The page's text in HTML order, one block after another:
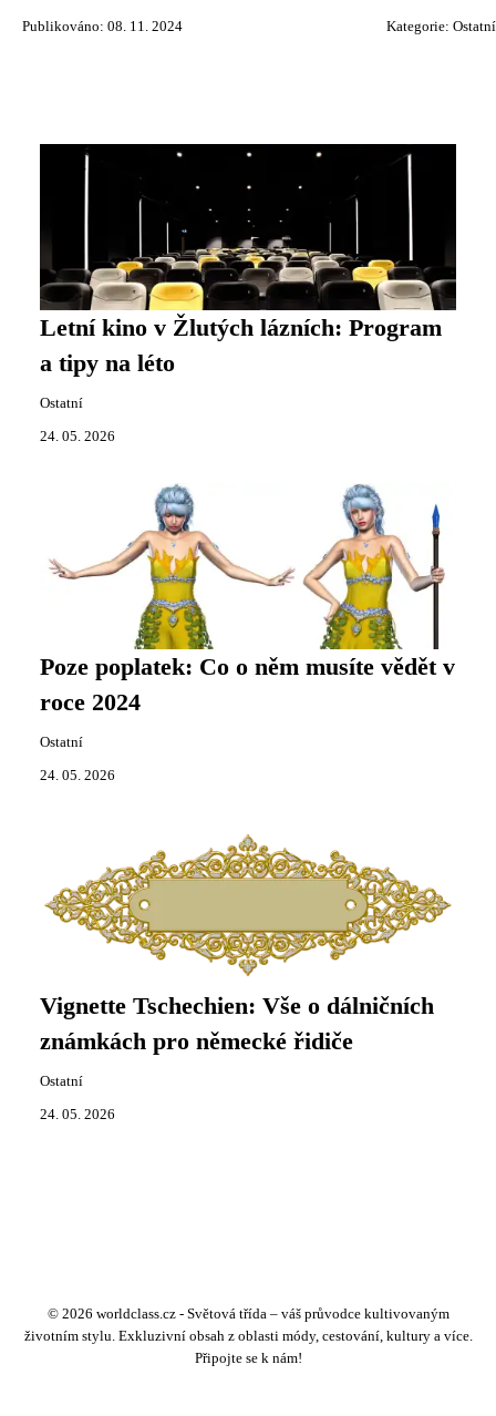
Publikováno: 08. 11. 2024 Kategorie: Ostatní
Letní kino v Žlutých lázních: Program
a tipy na léto
Ostatní
24. 05. 2026
Poze poplatek: Co o něm musíte vědět v
roce 2024
Ostatní
24. 05. 2026
Vignette Tschechien: Vše o dálničních
známkách pro německé řidiče
Ostatní
24. 05. 2026
© 2026 worldclass.cz - Světová třída – váš průvodce kultivovaným
životním stylu. Exkluzivní obsah z oblasti módy, cestování, kultury a více.
Připojte se k nám!